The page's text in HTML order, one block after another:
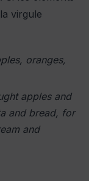
virgule
oranges,
apples and
and bread, for
and